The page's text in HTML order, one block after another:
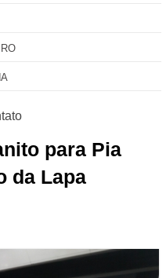
para Pia
da Lapa